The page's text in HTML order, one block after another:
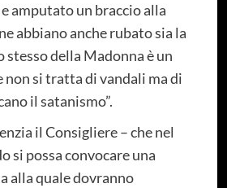
amputato un braccio alla
abbiano anche rubato sia la
stesso della Madonna è un
non si tratta di vandali ma di
il satanismo”.
il Consigliere – che nel
si possa convocare una
alla quale dovranno